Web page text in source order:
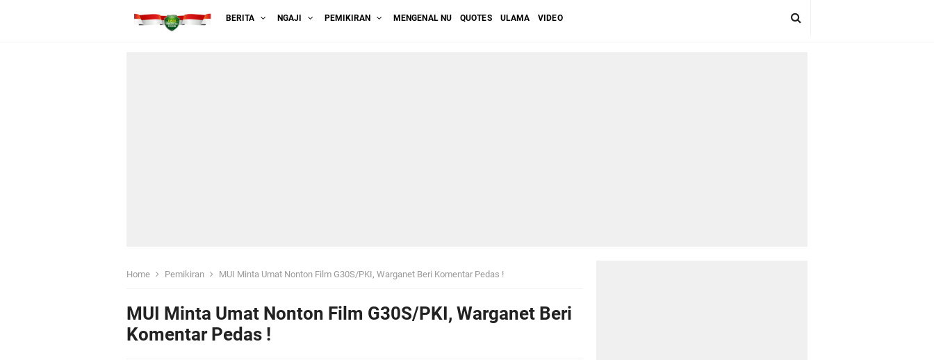
BERITA NGAJI PEMIKIRAN MENGENAL NU QUOTES ULAMA VIDEO
Home Pemikiran MUI Minta Umat Nonton Film G30S/PKI, Warganet Beri Komentar Pedas !
MUI Minta Umat Nonton Film G30S/PKI, Warganet Beri
Komentar Pedas !